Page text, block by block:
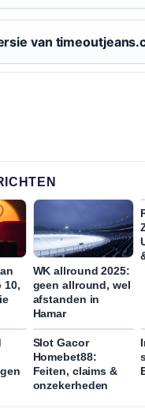
van
10,
WK allround 2025:
geen allround, wel
afstanden in
Hamar
Slot Gacor
Homebet88:
Feiten, claims &
onzekerheden